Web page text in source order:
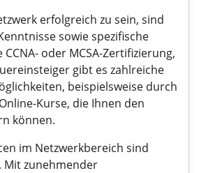
erfolgreich zu sein, sind
sowie spezifische
oder MCSA-Zertifizierung,
gibt es zahlreiche
beispielsweise durch
Kurse, die Ihnen den
können.
im Netzwerkbereich sind
Mit zunehmender